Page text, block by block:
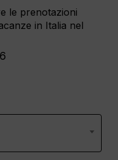
le prenotazioni
in Italia nel